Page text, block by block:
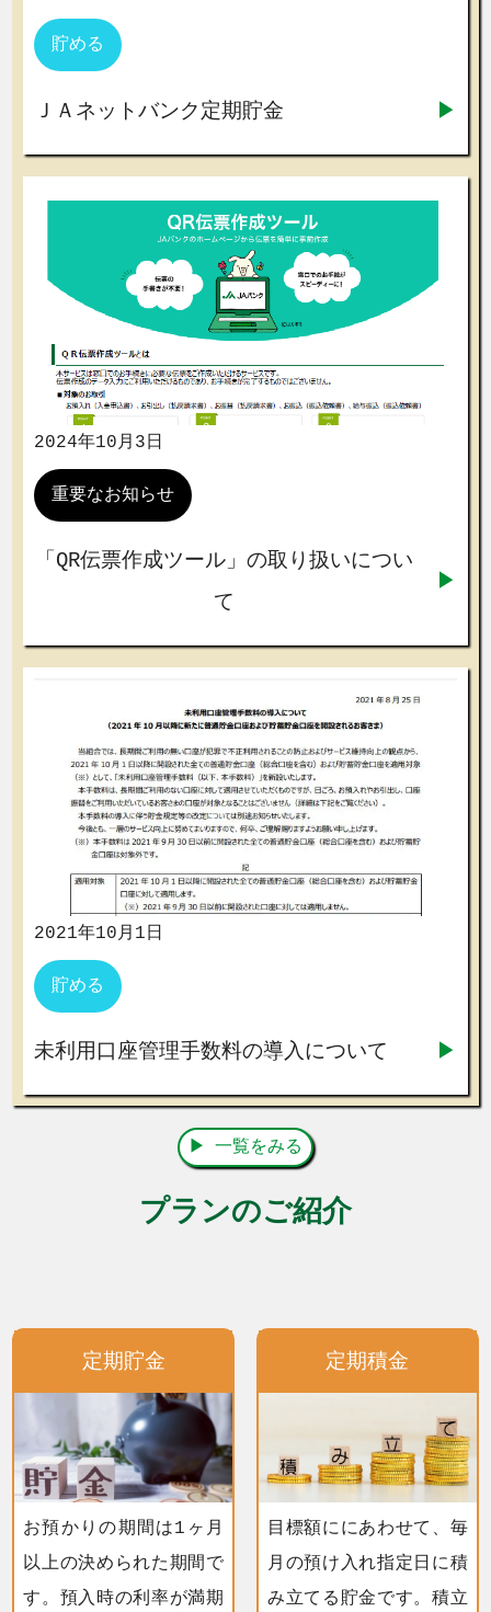
貯める
ＪＡネットバンク定期貯金
2024年10月3日
重要なお知らせ
「QR伝票作成ツール」の取り扱いについ
て
2021年10月1日
貯める
未利用口座管理手数料の導入について
一覧をみる
プランのご紹介
定期貯金
お預かりの期間は1ヶ月
以上の決められた期間で
す。預入時の利率が満期
定期積金
目標額ににあわせて、毎
月の預け入れ指定日に積
み立てる貯金です。積立